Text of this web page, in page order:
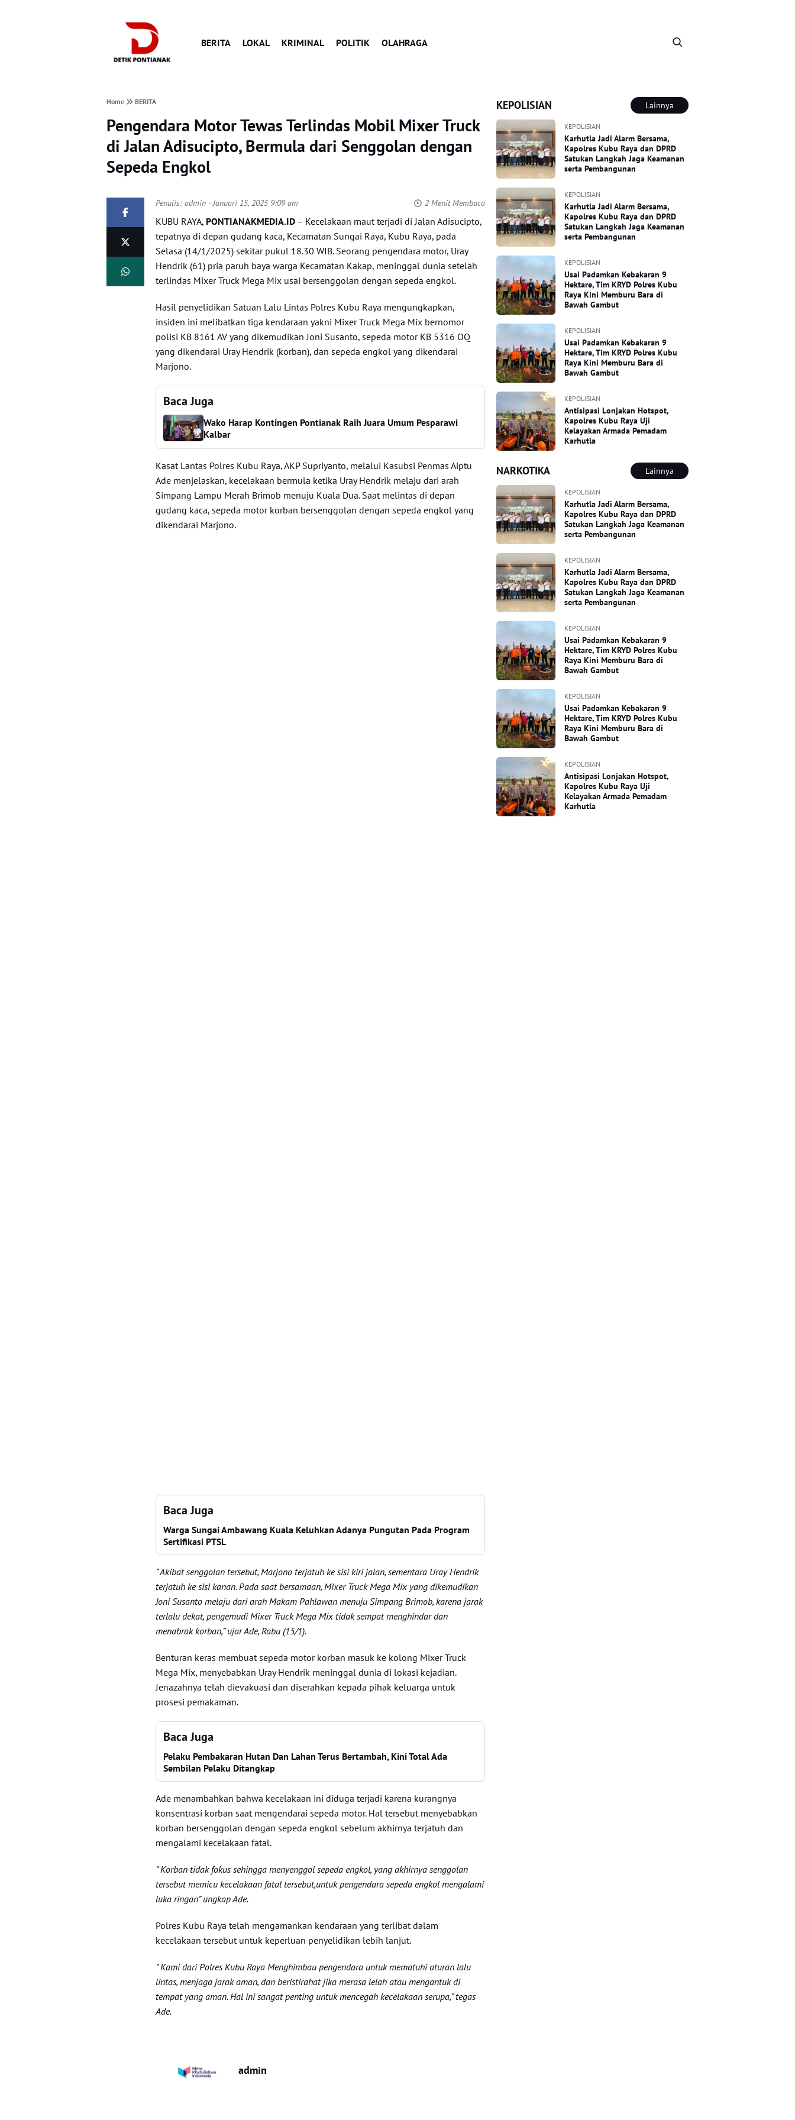
BERITA LOKAL KRIMINAL POLITIK OLAHRAGA
Home BERITA
Pengendara Motor Tewas Terlindas Mobil Mixer Truck
di Jalan Adisucipto, Bermula dari Senggolan dengan
Sepeda Engkol
Penulis:admin - Januari 15, 2025 9:09 am 2 Menit Membaca
KUBU RAYA, PONTIANAKMEDIA.ID – Kecelakaan maut terjadi di Jalan Adisucipto,
tepatnya di depan gudang kaca, Kecamatan Sungai Raya, Kubu Raya, pada
Selasa (14/1/2025) sekitar pukul 18.30 WIB. Seorang pengendara motor, Uray
Hendrik (61) pria paruh baya warga Kecamatan Kakap, meninggal dunia setelah
terlindas Mixer Truck Mega Mix usai bersenggolan dengan sepeda engkol.
Hasil penyelidikan Satuan Lalu Lintas Polres Kubu Raya mengungkapkan,
insiden ini melibatkan tiga kendaraan yakni Mixer Truck Mega Mix bernomor
polisi KB 8161 AV yang dikemudikan Joni Susanto, sepeda motor KB 5316 OQ
yang dikendarai Uray Hendrik (korban), dan sepeda engkol yang dikendarai
Marjono.
Baca Juga
Wako Harap Kontingen Pontianak Raih Juara Umum Pesparawi
Kalbar
Kasat Lantas Polres Kubu Raya, AKP Supriyanto, melalui Kasubsi Penmas Aiptu
Ade menjelaskan, kecelakaan bermula ketika Uray Hendrik melaju dari arah
Simpang Lampu Merah Brimob menuju Kuala Dua. Saat melintas di depan
gudang kaca, sepeda motor korban bersenggolan dengan sepeda engkol yang
dikendarai Marjono.
Baca Juga
Warga Sungai Ambawang Kuala Keluhkan Adanya Pungutan Pada Program
Sertifikasi PTSL
” Akibat senggolan tersebut, Marjono terjatuh ke sisi kiri jalan, sementara Uray Hendrik
terjatuh ke sisi kanan. Pada saat bersamaan, Mixer Truck Mega Mix yang dikemudikan
Joni Susanto melaju dari arah Makam Pahlawan menuju Simpang Brimob, karena jarak
terlalu dekat, pengemudi Mixer Truck Mega Mix tidak sempat menghindar dan
menabrak korban,” ujar Ade, Rabu (15/1).
Benturan keras membuat sepeda motor korban masuk ke kolong Mixer Truck
Mega Mix, menyebabkan Uray Hendrik meninggal dunia di lokasi kejadian.
Jenazahnya telah dievakuasi dan diserahkan kepada pihak keluarga untuk
prosesi pemakaman.
Baca Juga
Pelaku Pembakaran Hutan Dan Lahan Terus Bertambah, Kini Total Ada
Sembilan Pelaku Ditangkap
Ade menambahkan bahwa kecelakaan ini diduga terjadi karena kurangnya
konsentrasi korban saat mengendarai sepeda motor. Hal tersebut menyebabkan
korban bersenggolan dengan sepeda engkol sebelum akhirnya terjatuh dan
mengalami kecelakaan fatal.
” Korban tidak fokus sehingga menyenggol sepeda engkol, yang akhirnya senggolan
tersebut memicu kecelakaan fatal tersebut,untuk pengendara sepeda engkol mengalami
luka ringan” ungkap Ade.
Polres Kubu Raya telah mengamankan kendaraan yang terlibat dalam
kecelakaan tersebut untuk keperluan penyelidikan lebih lanjut.
” Kami dari Polres Kubu Raya Menghimbau pengendara untuk mematuhi aturan lalu
lintas, menjaga jarak aman, dan beristirahat jika merasa lelah atau mengantuk di
tempat yang aman. Hal ini sangat penting untuk mencegah kecelakaan serupa,” tegas
Ade.
admin
KEPOLISIAN Lainnya
KEPOLISIAN
Karhutla Jadi Alarm Bersama,
Kapolres Kubu Raya dan DPRD
Satukan Langkah Jaga Keamanan
serta Pembangunan
KEPOLISIAN
Karhutla Jadi Alarm Bersama,
Kapolres Kubu Raya dan DPRD
Satukan Langkah Jaga Keamanan
serta Pembangunan
KEPOLISIAN
Usai Padamkan Kebakaran 9
Hektare, Tim KRYD Polres Kubu
Raya Kini Memburu Bara di
Bawah Gambut
KEPOLISIAN
Usai Padamkan Kebakaran 9
Hektare, Tim KRYD Polres Kubu
Raya Kini Memburu Bara di
Bawah Gambut
KEPOLISIAN
Antisipasi Lonjakan Hotspot,
Kapolres Kubu Raya Uji
Kelayakan Armada Pemadam
Karhutla
NARKOTIKA Lainnya
KEPOLISIAN
Karhutla Jadi Alarm Bersama,
Kapolres Kubu Raya dan DPRD
Satukan Langkah Jaga Keamanan
serta Pembangunan
KEPOLISIAN
Karhutla Jadi Alarm Bersama,
Kapolres Kubu Raya dan DPRD
Satukan Langkah Jaga Keamanan
serta Pembangunan
KEPOLISIAN
Usai Padamkan Kebakaran 9
Hektare, Tim KRYD Polres Kubu
Raya Kini Memburu Bara di
Bawah Gambut
KEPOLISIAN
Usai Padamkan Kebakaran 9
Hektare, Tim KRYD Polres Kubu
Raya Kini Memburu Bara di
Bawah Gambut
KEPOLISIAN
Antisipasi Lonjakan Hotspot,
Kapolres Kubu Raya Uji
Kelayakan Armada Pemadam
Karhutla